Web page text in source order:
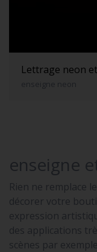
Lettrage neon
enseigne neon
enseigne
Rien ne remplace
décorer votre
expression
des applications
scènes par